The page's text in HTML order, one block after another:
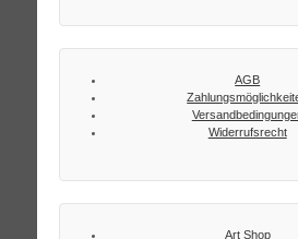
AGB
Widerrufsrecht
Art Shop